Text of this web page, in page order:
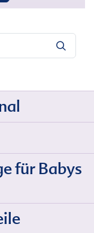
für Babys